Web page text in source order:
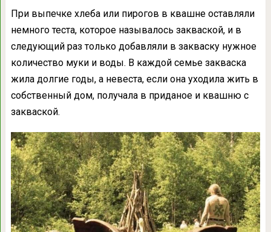
При выпечке хлеба или пирогов в квашне оставляли
немного теста, которое называлось закваской, и в
следующий раз только добавляли в закваску нужное
количество муки и воды. В каждой семье закваска
жила долгие годы, а невеста, если она уходила жить в
собственный дом, получала в приданое и квашню с
закваской.